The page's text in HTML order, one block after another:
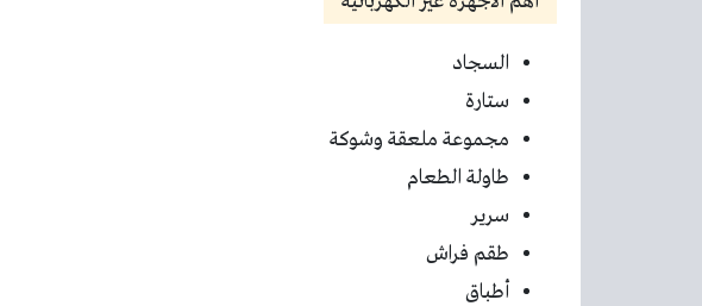
السجاد
ستارة
مجموعة ملعقة وشوكة
طاولة الطعام
سرير
طقم فراش
أطباق